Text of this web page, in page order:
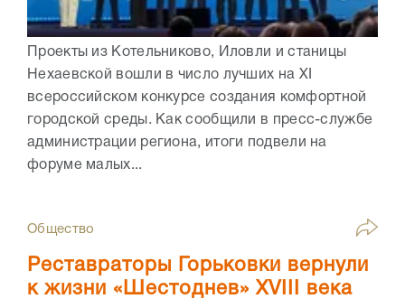
Проекты из Котельниково, Иловли и станицы
Нехаевской вошли в число лучших на XI
всероссийском конкурсе создания комфортной
городской среды. Как сообщили в пресс-службе
администрации региона, итоги подвели на
форуме малых...
Общество
Реставраторы Горьковки вернули
к жизни «Шестоднев» XVIII века